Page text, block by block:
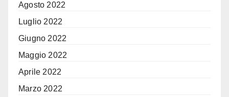
Agosto 2022
Luglio 2022
Giugno 2022
Maggio 2022
Aprile 2022
Marzo 2022